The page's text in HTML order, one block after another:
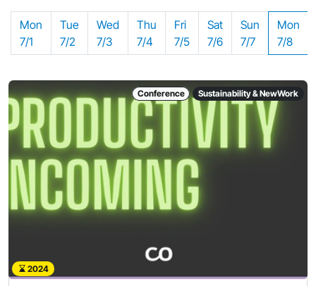
Mon
7/1
Tue
7/2
Wed
7/3
Thu
7/4
Fri
7/5
Sat
7/6
Sun
7/7
Mon
7/8
Conference Sustainability & NewWork
2024